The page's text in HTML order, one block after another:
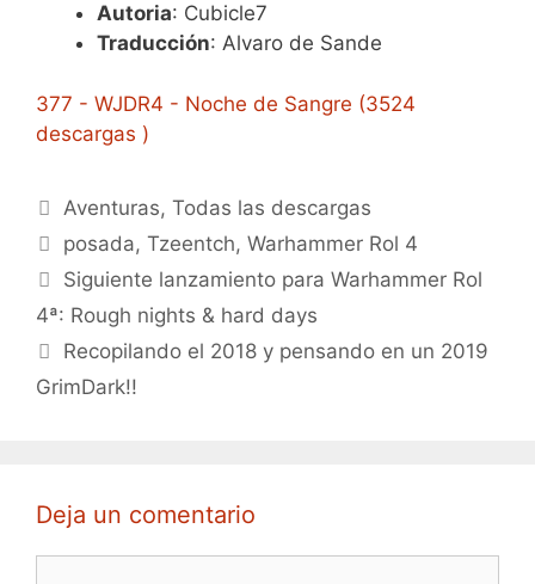
Autoria: Cubicle7
Traducción: Alvaro de Sande
377 - WJDR4 - Noche de Sangre (3524
descargas )
Categorías
Aventuras,Todas las descargas
Etiquetas
posada,Tzeentch,Warhammer Rol 4
Siguiente lanzamiento para Warhammer Rol
4ª: Rough nights & hard days
Recopilando el 2018 y pensando en un 2019
GrimDark!!
Deja un comentario